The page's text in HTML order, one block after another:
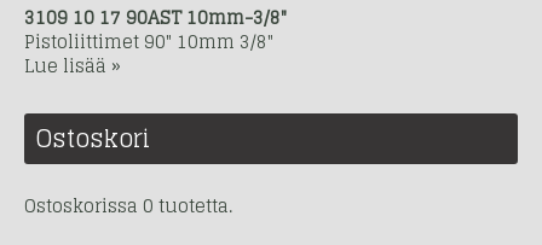
3109 10 17 90AST 10mm-3/8"
Pistoliittimet 90" 10mm 3/8"
Lue lisää »
Ostoskori
Ostoskorissa 0 tuotetta.